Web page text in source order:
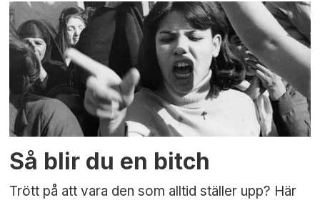
Så blir du en bitch
Trött på att vara den som alltid ställer upp? Här